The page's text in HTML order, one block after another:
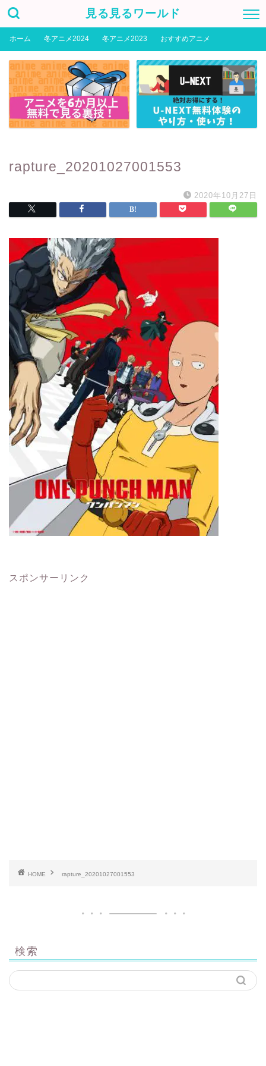
見る見るワールド
ホーム 冬アニメ2024 冬アニメ2023 おすすめアニメ
rapture_20201027001553
2020年10月27日
スポンサーリンク
HOME rapture_20201027001553
検索